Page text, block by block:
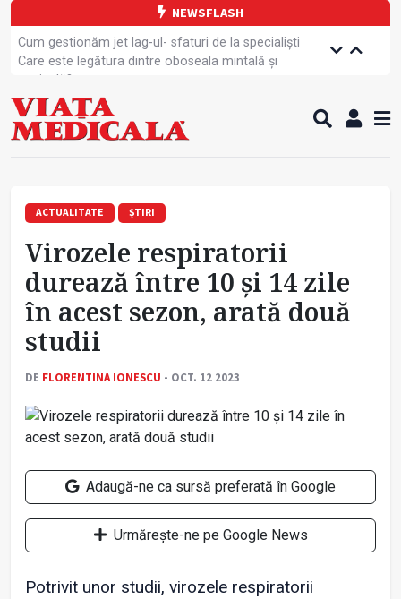
NEWSFLASH
Cum gestionăm jet lag-ul- sfaturi de la specialiști
Care este legătura dintre oboseala mintală și
caniculă?
Campanie de prevenție dedicată sportivelor
Un nou studiu pentru testarea unui vaccin împotriva
tulpinei Bundibugyo a virusului Ebola
sănătate
Demersuri pentru acces transfrontalier la date
Contractul cadru ar putea fi modificat
Comercializarea unor medicamente, blocată
temporar
ACTUALITATE ȘTIRI
Virozele respiratorii
durează între 10 și 14 zile
în acest sezon, arată două
studii
DE FLORENTINA IONESCU - OCT. 12 2023
Adaugă-ne ca sursă preferată în Google
Urmărește-ne pe Google News
Potrivit unor studii, virozele respiratorii